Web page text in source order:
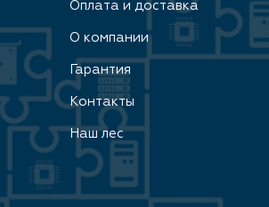
Оплата и доставка
О компании
Гарантия
Контакты
Наш лес